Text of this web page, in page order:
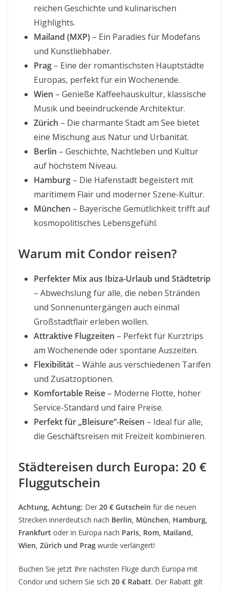
reichen Geschichte und kulinarischen
Highlights.
Mailand (MXP) – Ein Paradies für Modefans
und Kunstliebhaber.
Prag – Eine der romantischsten Hauptstädte
Europas, perfekt für ein Wochenende.
Wien – Genieße Kaffeehauskultur, klassische
Musik und beeindruckende Architektur.
Zürich – Die charmante Stadt am See bietet
eine Mischung aus Natur und Urbanität.
Berlin – Geschichte, Nachtleben und Kultur
auf höchstem Niveau.
Hamburg – Die Hafenstadt begeistert mit
maritimem Flair und moderner Szene-Kultur.
München – Bayerische Gemütlichkeit trifft auf
kosmopolitisches Lebensgefühl.
Warum mit Condor reisen?
Perfekter Mix aus Ibiza-Urlaub und Städtetrip
– Abwechslung für alle, die neben Stränden
und Sonnenuntergängen auch einmal
Großstadtflair erleben wollen.
Attraktive Flugzeiten – Perfekt für Kurztrips
am Wochenende oder spontane Auszeiten.
Flexibilität – Wähle aus verschiedenen Tarifen
und Zusatzoptionen.
Komfortable Reise – Moderne Flotte, hoher
Service-Standard und faire Preise.
Perfekt für „Bleisure“-Reisen – Ideal für alle,
die Geschäftsreisen mit Freizeit kombinieren.
Städtereisen durch Europa: 20 €
Fluggutschein
Achtung, Achtung: Der 20 € Gutschein für die neuen
Strecken innerdeutsch nach Berlin, München, Hamburg,
Frankfurt oder in Europa nach Paris, Rom, Mailand,
Wien, Zürich und Prag wurde verlängert!
Buchen Sie jetzt Ihre nächsten Flüge durch Europa mit
Condor und sichern Sie sich 20 € Rabatt. Der Rabatt gilt